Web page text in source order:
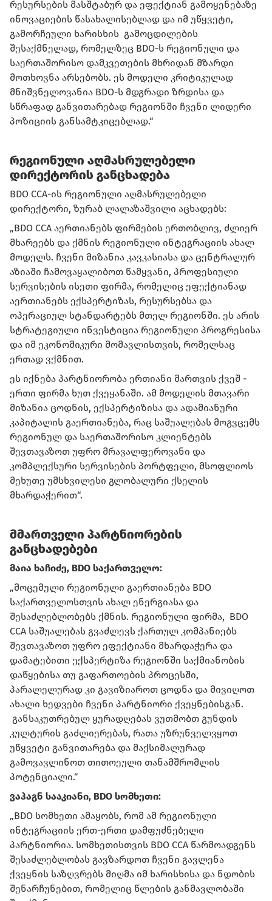
რესურსების მასშტაბურ და ეფექტიან გამოყენებაზე
ინოვაციების წასახალისებლად და იმ უწყვეტი,
გამორჩეული ხარისხის გამოცდილების
შესაქმნელად, რომელზეც BDO-ს რეგიონული და
საერთაშორისო დამკვეთების მხრიდან მზარდი
მოთხოვნა არსებობს. ეს მოდელი კრიტიკულად
მნიშვნელოვანია BDO-ს მდგრადი ზრდისა და
სწრაფად განვითარებად რეგიონში ჩვენი ლიდერი
პოზიციის განსამტკიცებლად.“
რეგიონული აღმასრულებელი
დირექტორის განცხადება
BDO CCA-ის რეგიონული აღმასრულებელი
დირექტორი, ზურაბ ლალაზაშვილი აცხადებს:
„BDO CCA აერთიანებს ფირმების ერთობლივ, ძლიერ
მხარეებს და ქმნის რეგიონული ინტეგრაციის ახალ
მოდელს. ჩვენი მიზანია კავკასიასა და ცენტრალურ
აზიაში ჩამოვაყალიბოთ წამყვანი, პროფესიული
სერვისების ისეთი ფირმა, რომელიც ეფექტიანად
აერთიანებს ექსპერტიზას, რესურსებსა და
ოპერაციულ სტანდარტებს მთელ რეგიონში. ეს არის
სტრატეგიული ინვესტიცია რეგიონული პროგრესისა
და იმ ეკონომიკური მომავლისთვის, რომელსაც
ერთად ვქმნით.
ეს იქნება პარტნიორობა ერთიანი მართვის ქვეშ -
ერთი ფირმა ხუთ ქვეყანაში. ამ მოდელის მთავარი
მიზანია ცოდნის, ექსპერტიზისა და ადამიანური
კაპიტალის გაერთიანება, რაც საშუალებას მოგვცემს
რეგიონულ და საერთაშორისო კლიენტებს
შევთავაზოთ უფრო მრავალფეროვანი და
კომპლექსური სერვისების პორტფელი, მსოფლიოს
მეხუთე უმსხვილესი გლობალური ქსელის
მხარდაჭერით“.
მმართველი პარტნიორების
განცხადებები
მაია ხაჩიძე, BDO საქართველო:
„მოცემული რეგიონული გაერთიანება BDO
საქართველოსთვის ახალ ენერგიასა და
შესაძლებლობებს ქმნის. რეგიონული ფირმა, BDO
CCA საშუალებას გვაძლევს ქართულ კომპანიებს
შევთავაზოთ უფრო ეფექტიანი მხარდაჭერა და
დამატებითი ექსპერტიზა რეგიონში საქმიანობის
დაწყებისა თუ გაფართოების პროცესში,
პარალელურად კი გავიზიაროთ ცოდნა და მივიღოთ
ახალი ხედვები ჩვენი პარტნიორი ქვეყნებისგან.
განსაკუთრებულ ყურადღებას ვუთმობთ გუნდის
კულტურის გაძლიერებას, რათა უზრუნველვყოთ
უწყვეტი განვითარება და მაქსიმალურად
გამოვავლინოთ თითოეული თანამშრომლის
პოტენციალი.“
ვაჰაგნ სააკიანი, BDO სომხეთი:
„BDO სომხეთი ამაყობს, რომ ამ რეგიონული
ინტეგრაციის ერთ-ერთი დამფუძნებელი
პარტნიორია. სომხეთისთვის BDO CCA წარმოადგენს
შესაძლებლობას გავზარდოთ ჩვენი გავლენა
ქვეყნის საზღვრებს მიღმა იმ ხარისხისა და ნდობის
შენარჩუნებით, რომელიც წლების განმავლობაში